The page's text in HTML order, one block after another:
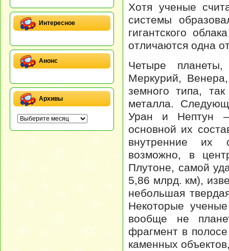
Интересное
Анонс
Архивы
Хотя ученые
системы
гигантского
отличаются одна
Четыре
Меркурий,
земного типа,
металла.
Уран и Нептун –
основной их
внутренние их
возможно, в
Плутоне, самой
5,86 млрд. км),
небольшая
Некоторые
вообще не
фрагмент в
каменных